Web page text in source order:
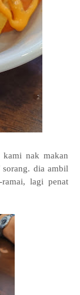
kami nak makan
dia ambil
lagi penat